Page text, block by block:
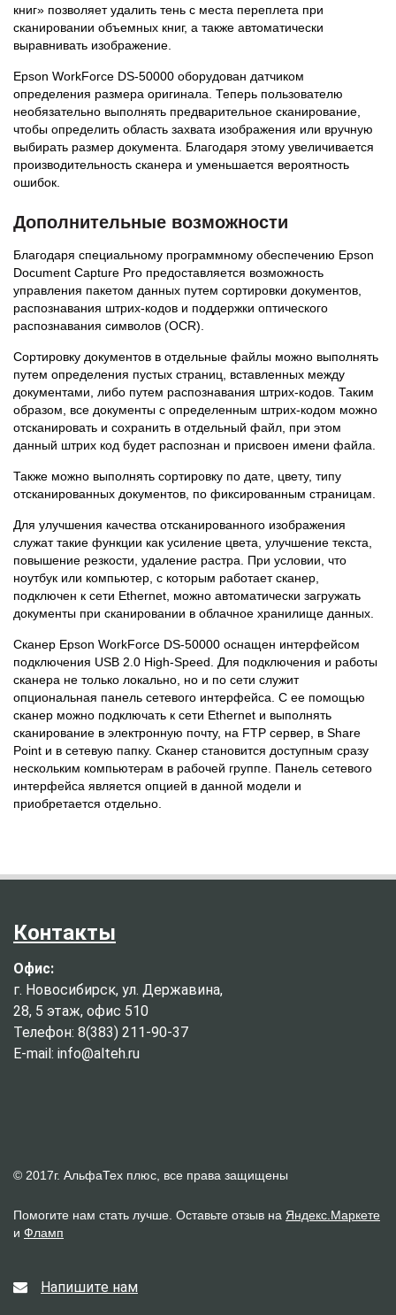
книг» позволяет удалить тень с места переплета при
сканировании объемных книг, а также автоматически
выравнивать изображение.
Epson WorkForce DS-50000 оборудован датчиком
определения размера оригинала. Теперь пользователю
необязательно выполнять предварительное сканирование,
чтобы определить область захвата изображения или вручную
выбирать размер документа. Благодаря этому увеличивается
производительность сканера и уменьшается вероятность
ошибок.
Дополнительные возможности
Благодаря специальному программному обеспечению Epson
Document Capture Pro предоставляется возможность
управления пакетом данных путем сортировки документов,
распознавания штрих-кодов и поддержки оптического
распознавания символов (OCR).
Сортировку документов в отдельные файлы можно выполнять
путем определения пустых страниц, вставленных между
документами, либо путем распознавания штрих-кодов. Таким
образом, все документы с определенным штрих-кодом можно
отсканировать и сохранить в отдельный файл, при этом
данный штрих код будет распознан и присвоен имени файла.
Также можно выполнять сортировку по дате, цвету, типу
отсканированных документов, по фиксированным страницам.
Для улучшения качества отсканированного изображения
служат такие функции как усиление цвета, улучшение текста,
повышение резкости, удаление растра. При условии, что
ноутбук или компьютер, с которым работает сканер,
подключен к сети Ethernet, можно автоматически загружать
документы при сканировании в облачное хранилище данных.
Сканер Epson WorkForce DS-50000 оснащен интерфейсом
подключения USB 2.0 High-Speed. Для подключения и работы
сканера не только локально, но и по сети служит
опциональная панель сетевого интерфейса. С ее помощью
сканер можно подключать к сети Ethernet и выполнять
сканирование в электронную почту, на FTP сервер, в Share
Point и в сетевую папку. Сканер становится доступным сразу
нескольким компьютерам в рабочей группе. Панель сетевого
интерфейса является опцией в данной модели и
приобретается отдельно.
Контакты
Офис:
г. Новосибирск, ул. Державина,
28, 5 этаж, офис 510
Телефон: 8(383) 211-90-37
E-mail: info@alteh.ru
© 2017г. АльфаТех плюс, все права защищены
Помогите нам стать лучше. Оставьте отзыв на Яндекс.Маркете
и Фламп
Напишите нам